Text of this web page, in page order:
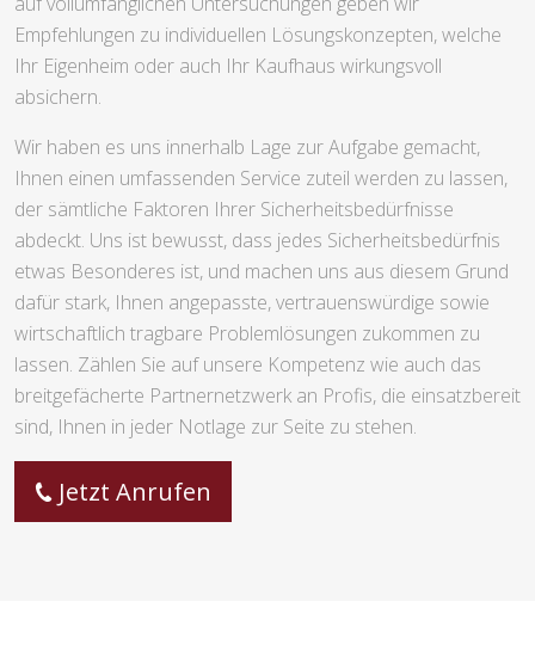
Empfehlungen zu individuellen Lösungskonzepten, welche
Ihr Eigenheim oder auch Ihr Kaufhaus wirkungsvoll
absichern.
Wir haben es uns innerhalb Lage zur Aufgabe gemacht,
Ihnen einen umfassenden Service zuteil werden zu lassen,
der sämtliche Faktoren Ihrer Sicherheitsbedürfnisse
abdeckt. Uns ist bewusst, dass jedes Sicherheitsbedürfnis
etwas Besonderes ist, und machen uns aus diesem Grund
dafür stark, Ihnen angepasste, vertrauenswürdige sowie
wirtschaftlich tragbare Problemlösungen zukommen zu
lassen. Zählen Sie auf unsere Kompetenz wie auch das
breitgefächerte Partnernetzwerk an Profis, die einsatzbereit
sind, Ihnen in jeder Notlage zur Seite zu stehen.
Jetzt Anrufen